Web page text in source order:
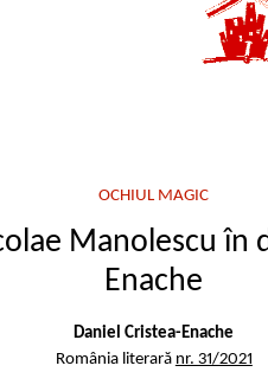
OCHIUL MAGIC
Manolescu în
Enache
Daniel Cristea-Enache
România literară nr. 31/2021